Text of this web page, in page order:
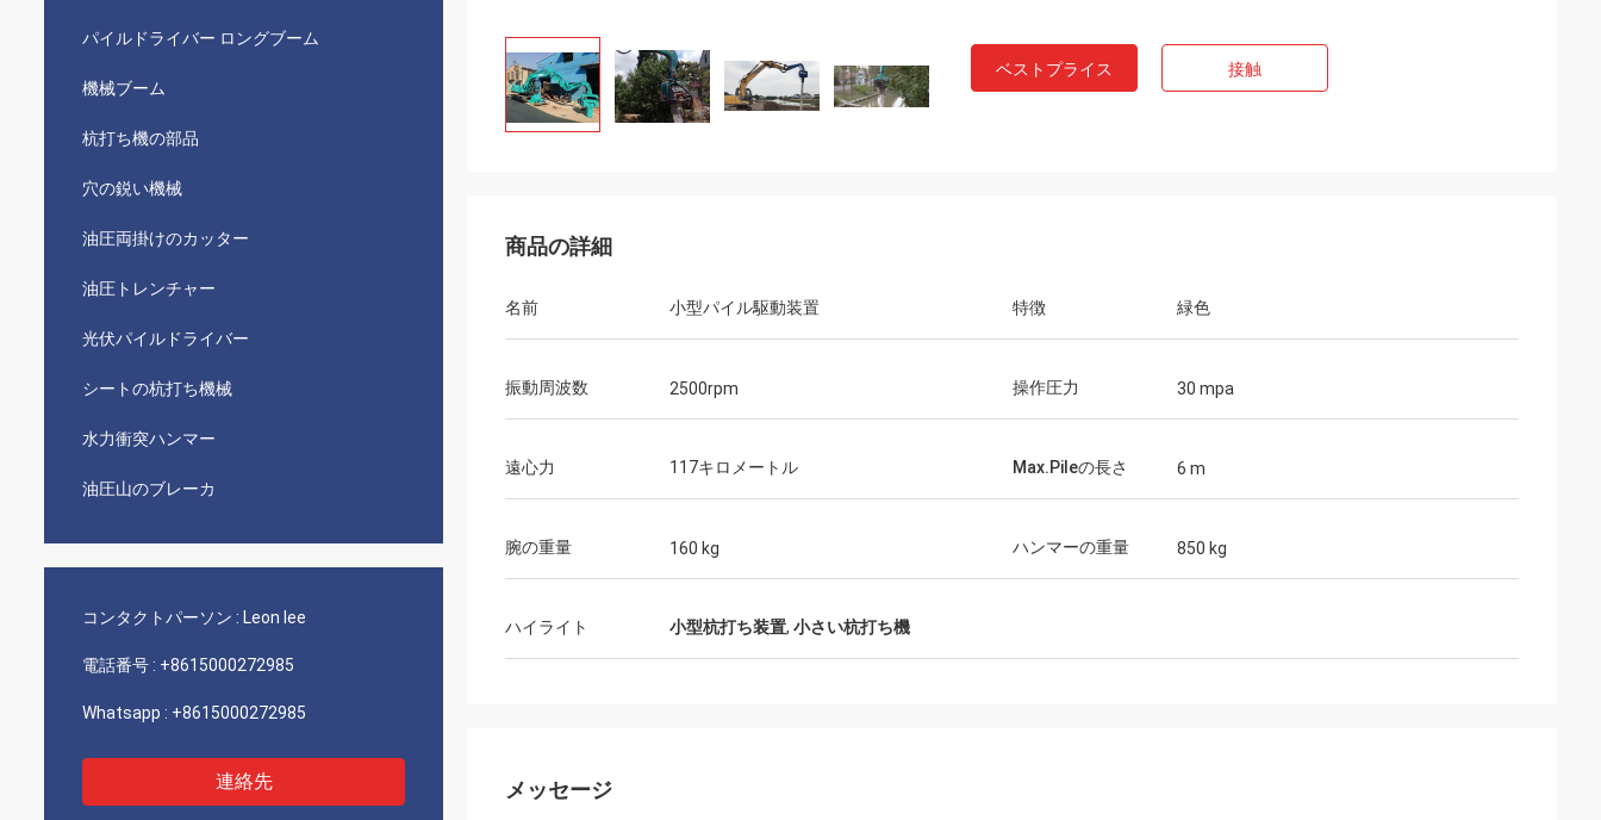
パイルドライバー ロングブーム
機械ブーム
杭打ち機の部品
穴の鋭い機械
油圧両掛けのカッター
油圧トレンチャー
光伏パイルドライバー
シートの杭打ち機械
水力衝突ハンマー
油圧山のブレーカ
コンタクトパーソン : Leon lee
電話番号 : +8615000272985
Whatsapp : +8615000272985
連絡先
ベストプライス 接触
商品の詳細
名前 小型パイル駆動装置 特徴 緑色
振動周波数 2500rpm 操作圧力 30 mpa
遠心力 117キロメートル Max.Pileの長さ 6 m
腕の重量 160 kg ハンマーの重量 850 kg
ハイライト 小型杭打ち装置, 小さい杭打ち機
メッセージ